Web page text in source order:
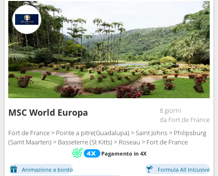
MSC World Europa
8 giorni
da Fort de France
Fort de France > Pointe a pitre(Guadalupa) > Saint Johns > Philipsburg
(Saint Maarten) > Basseterre (St Kitts) > Roseau > Fort de France
Pagamento in 4X
Animazione a bordo
Formula All Inlcusive